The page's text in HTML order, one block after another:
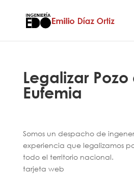
Legalizar Pozo
Eufemia
Somos un despacho de
experiencia que legalizamos
todo el territorio nacional.
tarjeta web